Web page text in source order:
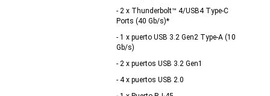
- 2 x Thunderbolt™ 4/USB4 Type-C
Ports (40 Gb/s)*
- 1 x puerto USB 3.2 Gen2 Type-A (10
Gb/s)
- 2 x puertos USB 3.2 Gen1
- 4 x puertos USB 2.0